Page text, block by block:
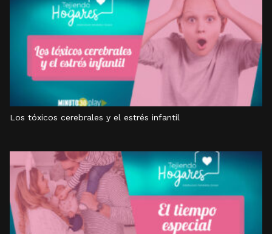
Los tóxicos cerebrales y el estrés infantil